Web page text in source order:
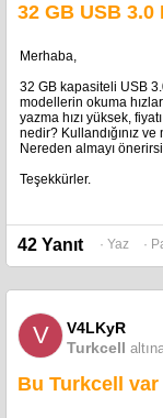
32 GB USB 3.0
Merhaba,
32 GB kapasiteli USB
modellerin okuma
yazma hızı yüksek,
nedir? Kullandığınız
Nereden almayı
Teşekkürler.
42 Yanıt · Yaz ·
V
V4LKyR
Turkcell
Bu Turkcell var